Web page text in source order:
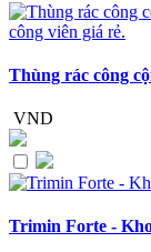
Thùng rác công
VND
Trimin Forte -